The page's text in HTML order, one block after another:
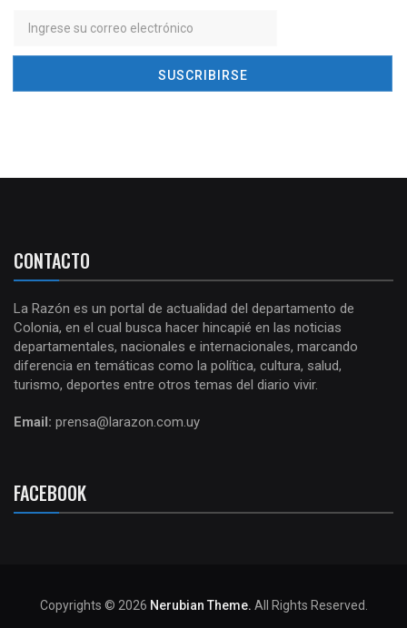
CONTACTO
La Razón es un portal de actualidad del departamento de
Colonia, en el cual busca hacer hincapié en las noticias
departamentales, nacionales e internacionales, marcando
diferencia en temáticas como la política, cultura, salud,
turismo, deportes entre otros temas del diario vivir.
Email: prensa@larazon.com.uy
FACEBOOK
Copyrights © 2026 Nerubian Theme. All Rights Reserved.